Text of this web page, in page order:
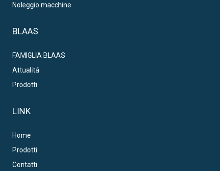
Noleggio macchine
BLAAS
FAMIGLIA BLAAS
Attualitá
Prodotti
LINK
Home
Prodotti
Contatti